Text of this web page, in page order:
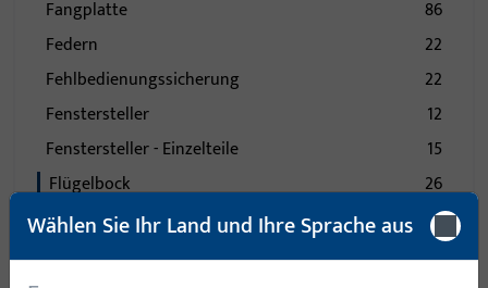
Fangplatte
86
Federn
22
Fehlbedienungssicherung
22
Fenstersteller
12
Fenstersteller - Einzelteile
15
Flügelbock
26
Formteil
39
Führung
130
Wählen Sie Ihr Land und Ihre Sprache aus